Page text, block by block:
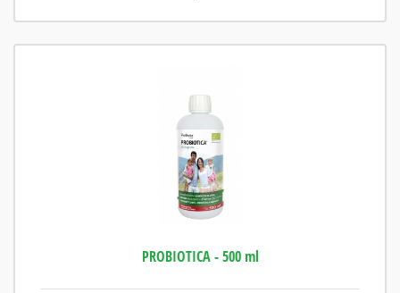
PROBIOTICA - 500 ml